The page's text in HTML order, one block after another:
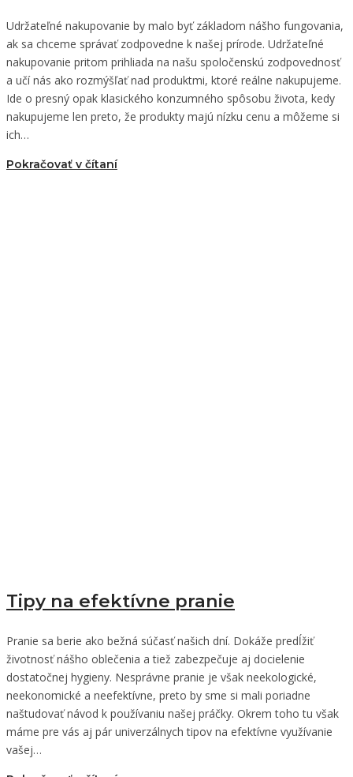
Udržateľné nakupovanie by malo byť základom nášho fungovania,
ak sa chceme správať zodpovedne k našej prírode. Udržateľné
nakupovanie pritom prihliada na našu spoločenskú zodpovednosť
a učí nás ako rozmýšľať nad produktmi, ktoré reálne nakupujeme.
Ide o presný opak klasického konzumného spôsobu života, kedy
nakupujeme len preto, že produkty majú nízku cenu a môžeme si
ich…
Pokračovať v čítaní
Tipy na efektívne pranie
Pranie sa berie ako bežná súčasť našich dní. Dokáže predĺžiť
životnosť nášho oblečenia a tiež zabezpečuje aj docielenie
dostatočnej hygieny. Nesprávne pranie je však neekologické,
neekonomické a neefektívne, preto by sme si mali poriadne
naštudovať návod k používaniu našej práčky. Okrem toho tu však
máme pre vás aj pár univerzálnych tipov na efektívne využívanie
vašej…